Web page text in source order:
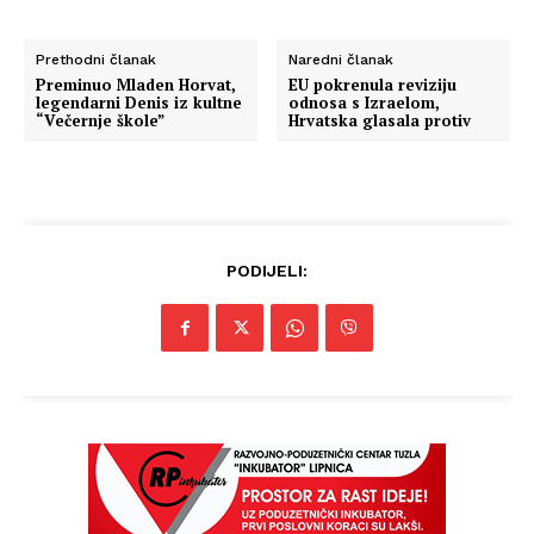
Prethodni članak
Preminuo Mladen Horvat,
legendarni Denis iz kultne
“Večernje škole”
Naredni članak
EU pokrenula reviziju
odnosa s Izraelom,
Hrvatska glasala protiv
PODIJELI: